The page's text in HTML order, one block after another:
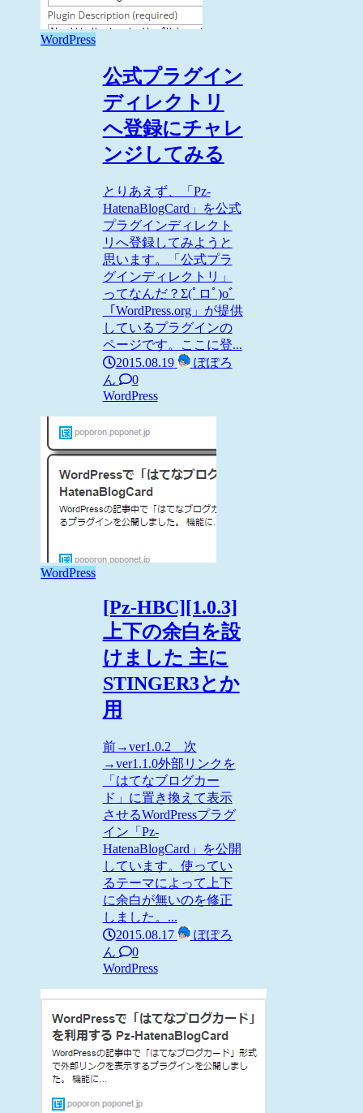
WordPress
公式プラグイン
ディレクトリ
へ登録にチャレ
ンジしてみる
とりあえず、「Pz-
HatenaBlogCard」を公式
プラグインディレクト
リへ登録してみようと
思います。「公式プラ
グインディレクトリ」
ってなんだ？Σ(ﾟロﾟ)oﾞ
「WordPress.org」が提供
しているプラグインの
ページです。ここに登...
2015.08.19
ぽぽろ
ん
0
WordPress
WordPress
[Pz-HBC][1.0.3]
上下の余白を設
けました 主に
STINGER3とか
用
前→ver1.0.2 次
→ver1.1.0外部リンクを
「はてなブログカー
ド」に置き換えて表示
させるWordPressプラグ
イン「Pz-
HatenaBlogCard」を公開
しています。使ってい
るテーマによって上下
に余白が無いのを修正
しました。...
2015.08.17
ぽぽろ
ん
0
WordPress